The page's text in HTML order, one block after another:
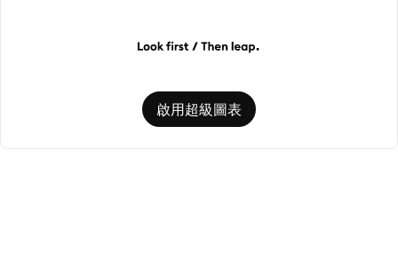
啟用超級圖表